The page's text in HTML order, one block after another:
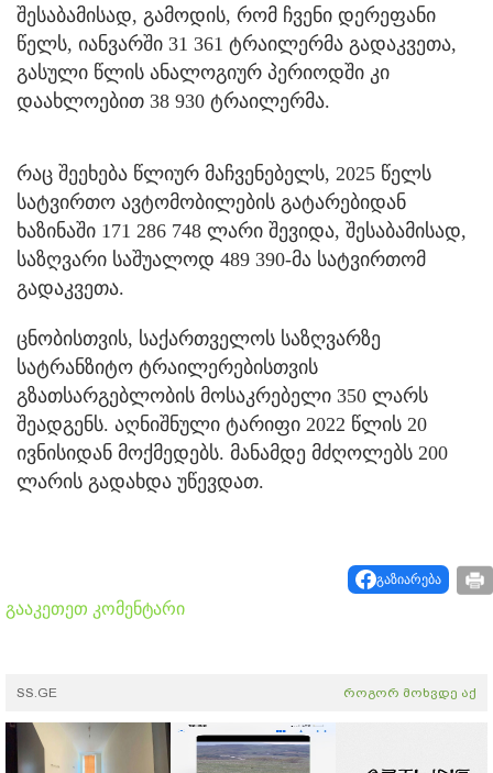
შესაბამისად, გამოდის, რომ ჩვენი დერეფანი
წელს, იანვარში 31 361 ტრაილერმა გადაკვეთა,
გასული წლის ანალოგიურ პერიოდში კი
დაახლოებით 38 930 ტრაილერმა.
რაც შეეხება წლიურ მაჩვენებელს, 2025 წელს
სატვირთო ავტომობილების გატარებიდან
ხაზინაში 171 286 748 ლარი შევიდა, შესაბამისად,
საზღვარი საშუალოდ 489 390-მა სატვირთომ
გადაკვეთა.
ცნობისთვის, საქართველოს საზღვარზე
სატრანზიტო ტრაილერებისთვის
გზათსარგებლობის მოსაკრებელი 350 ლარს
შეადგენს. აღნიშნული ტარიფი 2022 წლის 20
ივნისიდან მოქმედებს. მანამდე მძღოლებს 200
ლარის გადახდა უწევდათ.
გაზიარება
გააკეთეთ კომენტარი
SS.GE როგორ მოხვდე აქ